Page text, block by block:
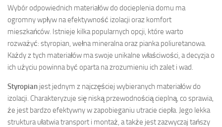
Wybór odpowiednich materiałów do docieplenia domu ma
ogromny wpływ na efektywność izolacji oraz komfort
mieszkańców. Istnieje kilka popularnych opcji, które warto
rozważyć: styropian, wełna mineralna oraz pianka poliuretanowa.
Każdy z tych materiałów ma swoje unikalne właściwości, a decyzja o
ich użyciu powinna być oparta na zrozumieniu ich zalet i wad.
Styropian jest jednym z najczęściej wybieranych materiałów do
izolacji. Charakteryzuje się niską przewodnością cieplną, co sprawia,
że jest bardzo efektywny w zapobieganiu utracie ciepła. Jego lekka
struktura ułatwia transport i montaż, a także jest zazwyczaj tańszy